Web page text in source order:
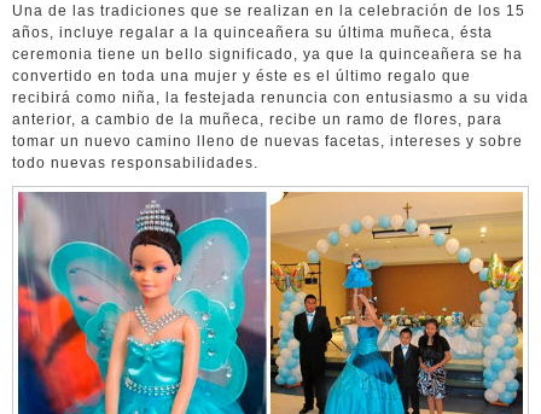
Una de las tradiciones que se realizan en la celebración de los 15
años, incluye regalar a la quinceañera su última muñeca, ésta
ceremonia tiene un bello significado, ya que la quinceañera se ha
convertido en toda una mujer y éste es el último regalo que
recibirá como niña, la festejada renuncia con entusiasmo a su vida
anterior, a cambio de la muñeca, recibe un ramo de flores, para
tomar un nuevo camino lleno de nuevas facetas, intereses y sobre
todo nuevas responsabilidades.